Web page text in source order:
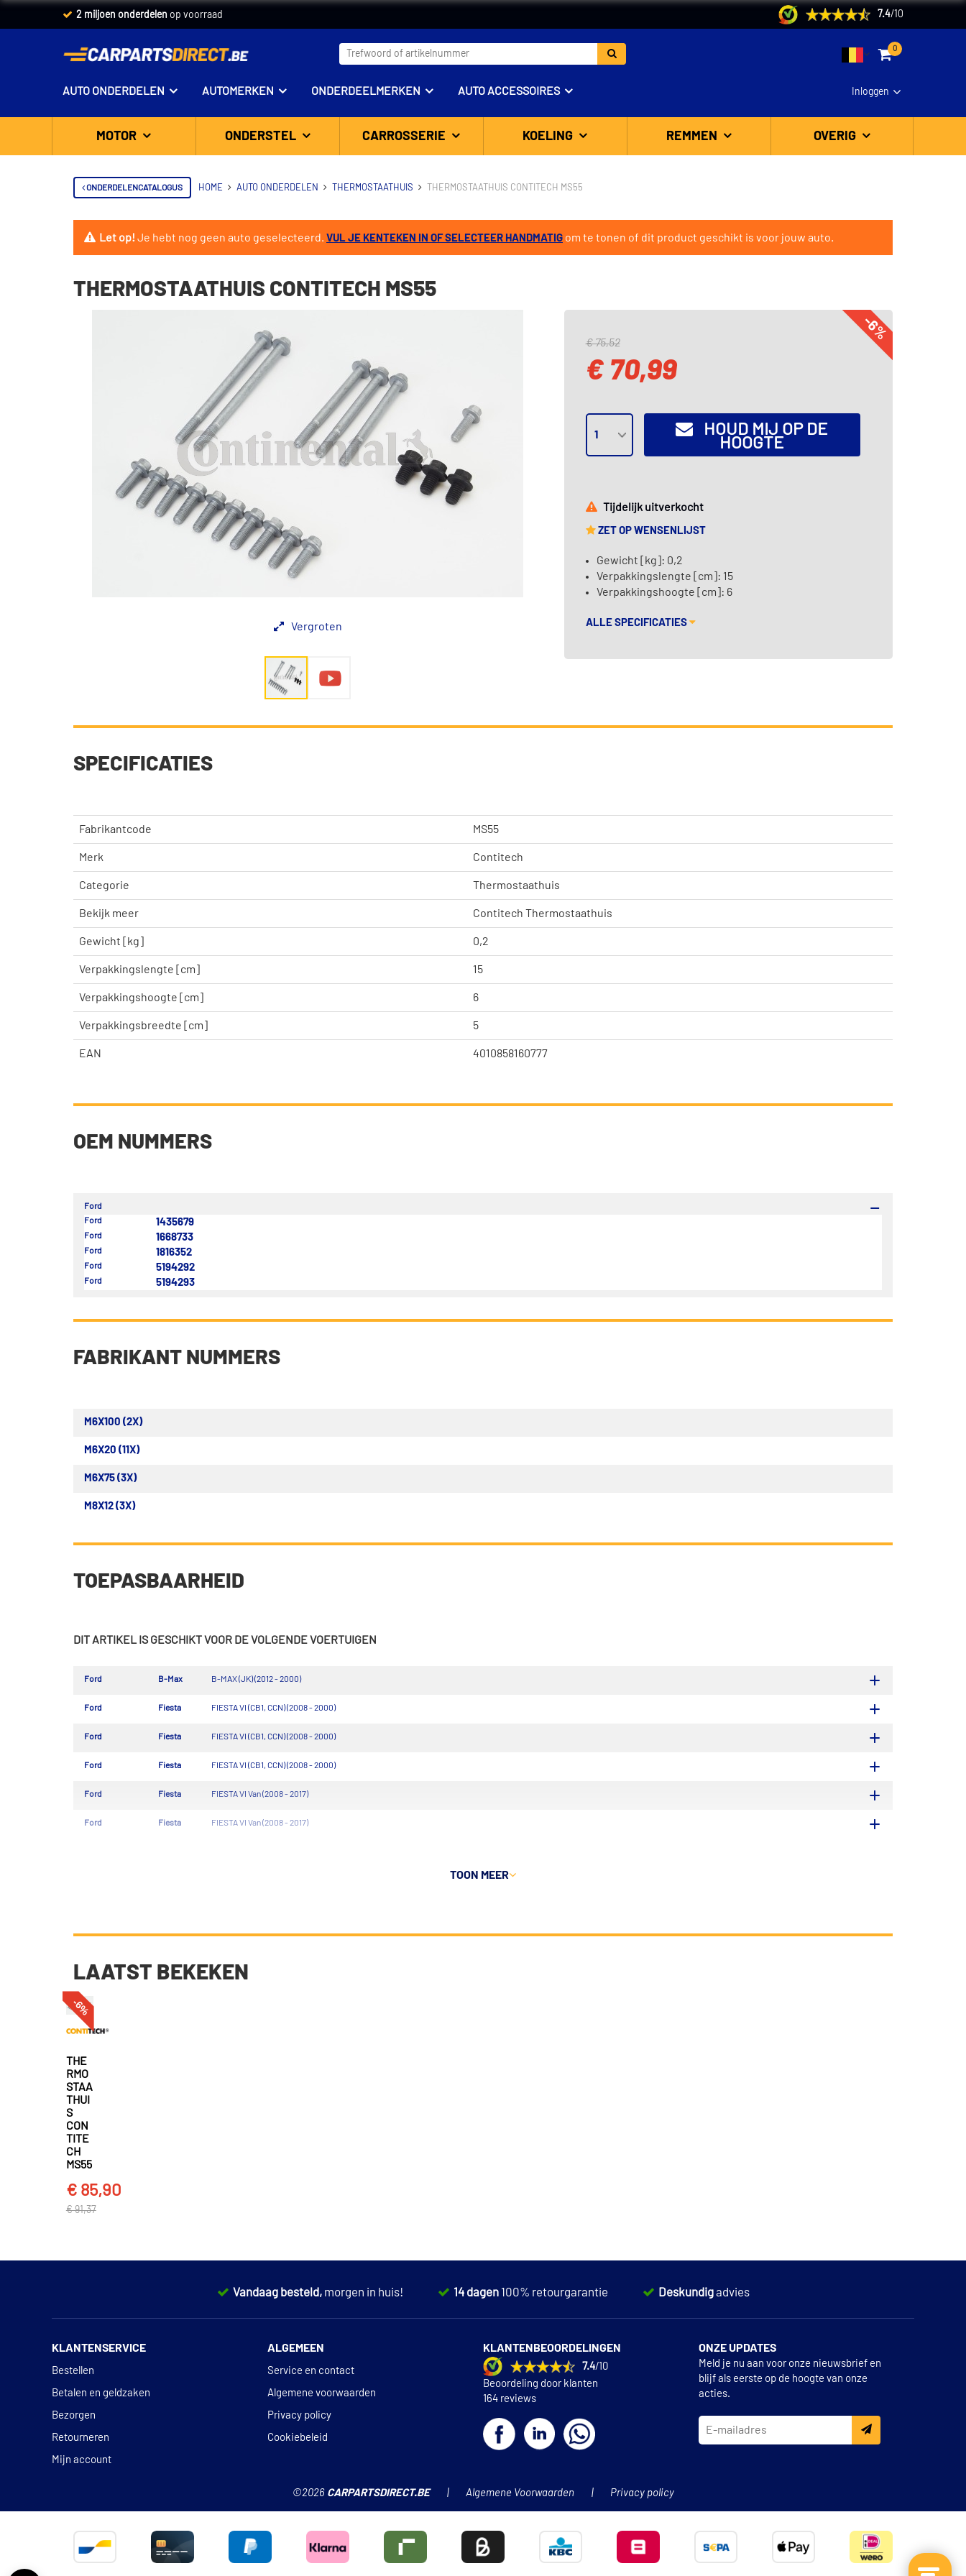
2 miljoen onderdelen op voorraad 7.4/ 10
0
Inloggen
AUTO ONDERDELEN AUTOMERKEN ONDERDEELMERKEN AUTO ACCESSOIRES
MOTOR ONDERSTEL CARROSSERIE KOELING REMMEN OVERIG
ONDERDELENCATALOGUS HOME AUTO ONDERDELEN THERMOSTAATHUIS THERMOSTAATHUIS CONTITECH MS55
Let op!Je hebt nog geen auto geselecteerd. VUL JE KENTEKEN IN OF SELECTEER HANDMATIG om te tonen of dit product geschikt is voor jouw auto.
THERMOSTAATHUIS CONTITECH MS55
Vergroten
-6%
€ 75,52
€ 70,99
HOUD MIJ OP DE
HOOGTE
Tijdelijk uitverkocht
ZET OP WENSENLIJST
Gewicht [kg]: 0,2
Verpakkingslengte [cm]: 15
Verpakkingshoogte [cm]: 6
ALLE SPECIFICATIES
SPECIFICATIES
Fabrikantcode MS55
Merk Contitech
Categorie Thermostaathuis
Bekijk meer Contitech Thermostaathuis
Gewicht [kg] 0,2
Verpakkingslengte [cm] 15
Verpakkingshoogte [cm] 6
Verpakkingsbreedte [cm] 5
EAN 4010858160777
OEM NUMMERS
Ford
Ford
1435679
Ford 1668733
Ford 1816352
Ford 5194292
Ford 5194293
FABRIKANT NUMMERS
M6X100 (2X)
M6X20 (11X)
M6X75 (3X)
M8X12 (3X)
TOEPASBAARHEID
DIT ARTIKEL IS GESCHIKT VOOR DE VOLGENDE VOERTUIGEN
Ford B-Max B-MAX (JK) (2012 - 2000)
Ford Fiesta FIESTA VI (CB1, CCN) (2008 - 2000)
Ford Fiesta FIESTA VI (CB1, CCN) (2008 - 2000)
Ford Fiesta FIESTA VI (CB1, CCN) (2008 - 2000)
Ford Fiesta FIESTA VI Van (2008 - 2017)
Ford Fiesta FIESTA VI Van (2008 - 2017)
TOON MEER
LAATST BEKEKEN
-6%
THE
RMO
STAA
THUI
S
CON
TITE
CH
MS55
€ 85,90
€ 91,37
Vandaag besteld, morgen in huis! 14 dagen 100% retourgarantie Deskundigadvies
KLANTENSERVICE
Bestellen
Betalen en geldzaken
Bezorgen
Retourneren
Mijn account
ALGEMEEN
Service en contact
Algemene voorwaarden
Privacy policy
Cookiebeleid
KLANTENBEOORDELINGEN
7.4/10
Beoordeling door klanten
164 reviews
ONZE UPDATES
Meld je nu aan voor onze nieuwsbrief en
blijf als eerste op de hoogte van onze
acties.
©2026 CARPARTSDIRECT.BE Algemene Voorwaarden Privacy policy